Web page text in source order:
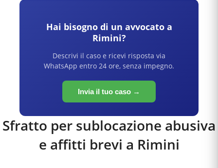
Hai bisogno di un avvocato a
Rimini?
Descrivi il caso e ricevi risposta via
WhatsApp entro 24 ore, senza impegno.
Invia il tuo caso →
Sfratto per sublocazione abusiva
e affitti brevi a Rimini